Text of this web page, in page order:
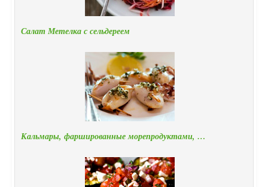
Салат Метелка с сельдереем
Кальмары, фаршированные морепродуктами, …